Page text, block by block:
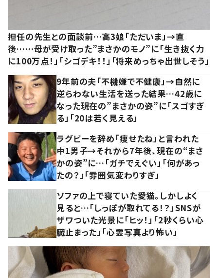
担任の先生との面談前…高3娘「ただいま」→直
後……母が受け取った”まさかのモノ”に「生き抜く力
に100万点！」「シゴデキ！！」「将来めっちゃ出世しそう」
9年前の夫「不機嫌で不健康」→自然に
逆らわない生活を送った結果…42歳に
なった現在の”まさかの姿”に「スゴすぎ
る」「20は若く見える」
ラグビーを辞め「痩せたね」と言われた
中1男子→それから7年後、現在の“まさ
かの姿”に…「ガチでえぐい」「何があっ
たの？」「雰囲気変わりすぎ」
ソファの上で寝ていた愛猫。しかしよく
見ると…「しっぽが取れてる！？」SNSが
ザワついた光景に「ヒッ！」「2秒くらい心
臓止まった」「心霊写真より怖い」